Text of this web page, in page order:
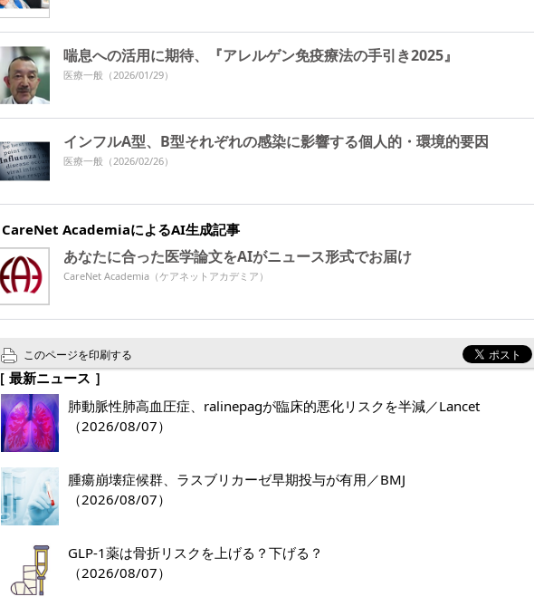
喘息への活用に期待、『アレルゲン免疫療法の手引き2025』
医療一般 （2026/01/29）
インフルA型、B型それぞれの感染に影響する個人的・環境的要因
医療一般 （2026/02/26）
CareNet AcademiaによるAI生成記事
あなたに合った医学論文をAIがニュース形式でお届け
CareNet Academia（ケアネットアカデミア）
このページを印刷する
［ 最新ニュース ］
肺動脈性肺高血圧症、ralinepagが臨床的悪化リスクを半減／Lancet
（2026/08/07）
腫瘍崩壊症候群、ラスブリカーゼ早期投与が有用／BMJ
（2026/08/07）
GLP-1薬は骨折リスクを上げる？下げる？
（2026/08/07）